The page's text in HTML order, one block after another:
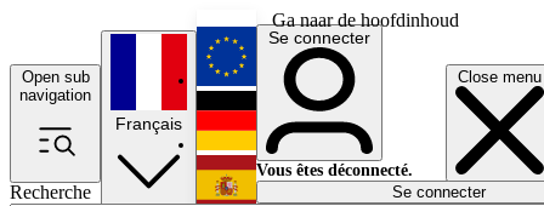
Ga naar de hoofdinhoud
Open sub
navigation
Close menu
Recherche
Français
English
Deutsch
Se connecter
Vous êtes déconnecté.
Se connecter